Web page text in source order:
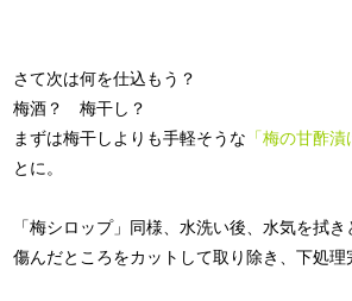
さて次は何を仕込もう？
梅酒？ 梅干し？
まずは梅干しよりも手軽そうな 「梅の甘酢漬
とに。
「梅シロップ」同様、水洗い後、水気を拭き
傷んだところをカットして取り除き、下処理